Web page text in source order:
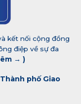
kết nối cộng đồng
điệp về sự đa
→ )
phố Giao